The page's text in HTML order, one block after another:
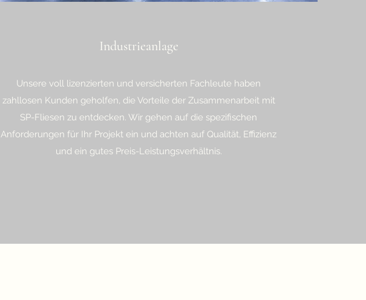
Industrieanlage
Unsere voll lizenzierten und versicherten Fachleute haben
zahllosen Kunden geholfen, die Vorteile der Zusammenarbeit mit
SP-Fliesen zu entdecken. Wir gehen auf die spezifischen
Anforderungen für Ihr Projekt ein und achten auf Qualität, Effizienz
und ein gutes Preis-Leistungsverhältnis.